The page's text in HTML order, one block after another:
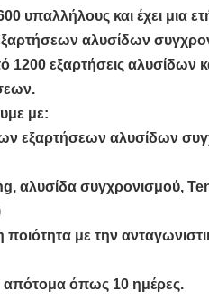
υπαλλήλους και έχει μια
αλυσίδων
εξαρτήσεις αλυσίδων
με:
εξαρτήσεων αλυσίδων
αλυσίδα συγχρονισμού,
με την
όπως 10 ημέρες.